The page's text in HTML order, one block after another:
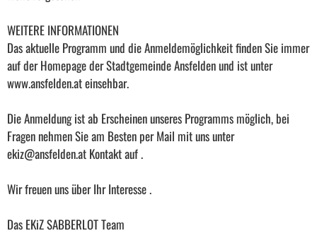
WEITERE INFORMATIONEN
Das aktuelle Programm und die Anmeldemöglichkeit finden Sie immer
auf der Homepage der Stadtgemeinde Ansfelden und ist unter
www.ansfelden.at einsehbar.
Die Anmeldung ist ab Erscheinen unseres Programms möglich, bei
Fragen nehmen Sie am Besten per Mail mit uns unter
ekiz@ansfelden.at Kontakt auf .
Wir freuen uns über Ihr Interesse .
Das EKiZ SABBERLOT Team